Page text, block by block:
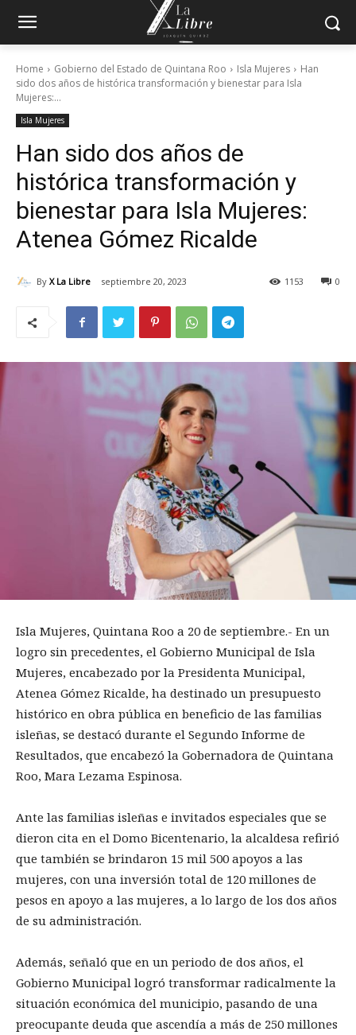
Home Gobierno del Estado de Quintana Roo Isla Mujeres
Han
sido dos años de histórica transformación y bienestar para Isla
Mujeres:...
Isla Mujeres
Han sido dos años de
histórica transformación y
bienestar para Isla Mujeres:
Atenea Gómez Ricalde
By X La Libre septiembre 20, 2023 0
1153
Isla Mujeres, Quintana Roo a 20 de septiembre.- En un
logro sin precedentes, el Gobierno Municipal de Isla
Mujeres, encabezado por la Presidenta Municipal,
Atenea Gómez Ricalde, ha destinado un presupuesto
histórico en obra pública en beneficio de las familias
isleñas, se destacó durante el Segundo Informe de
Resultados, que encabezó la Gobernadora de Quintana
Roo, Mara Lezama Espinosa.
Ante las familias isleñas e invitados especiales que se
dieron cita en el Domo Bicentenario, la alcaldesa refirió
que también se brindaron 15 mil 500 apoyos a las
mujeres, con una inversión total de 120 millones de
pesos en apoyo a las mujeres, a lo largo de los dos años
de su administración.
Además, señaló que en un periodo de dos años, el
Gobierno Municipal logró transformar radicalmente la
situación económica del municipio, pasando de una
preocupante deuda que ascendía a más de 250 millones